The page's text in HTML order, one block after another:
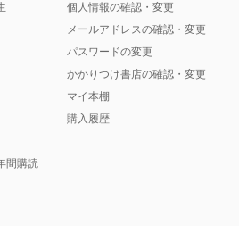
間購読
個人情報の確認・変更
メールアドレスの確認・変更
パスワードの変更
かかりつけ書店の確認・変更
マイ本棚
購入履歴